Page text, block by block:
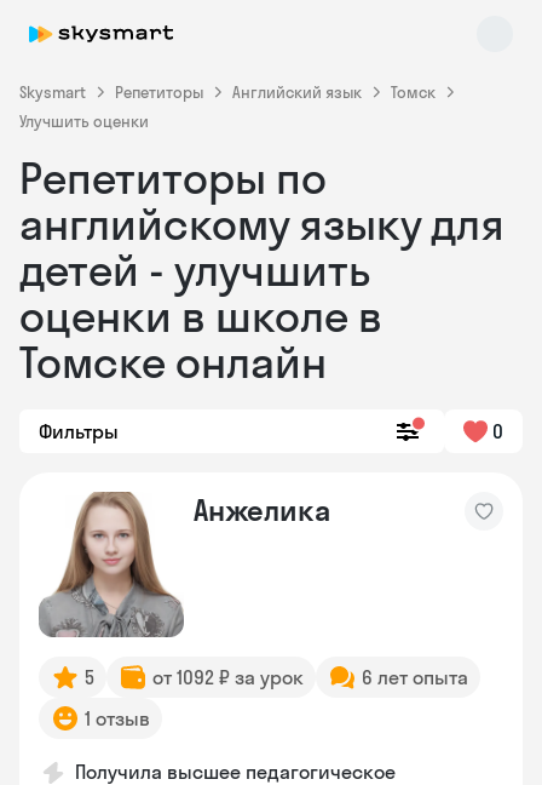
Skysmart Репетиторы Английский язык
Томск
Улучшить оценки
Репетиторы по
английскому языку для
детей - улучшить
оценки в школе в
Томске онлайн
Фильтры 0
Анжелика
5 от 1092 ₽ за урок
6 лет опыта
1 отзыв
Получила высшее педагогическое
Skysmart Chat